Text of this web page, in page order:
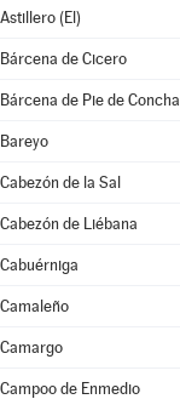
Astillero (El)
Bárcena de Cicero
Bárcena de Pie de Concha
Bareyo
Cabezón de la Sal
Cabezón de Liébana
Cabuérniga
Camaleño
Camargo
Campoo de Enmedio